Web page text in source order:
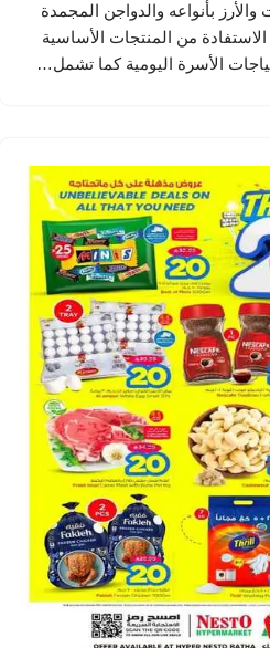
بأنواعه والدواجن المجمدة
من المنتجات الأساسية
الأسرة اليومية كما تشمل…